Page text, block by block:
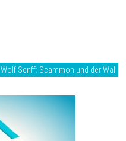
Wolf Senff: Scammon und der Wal